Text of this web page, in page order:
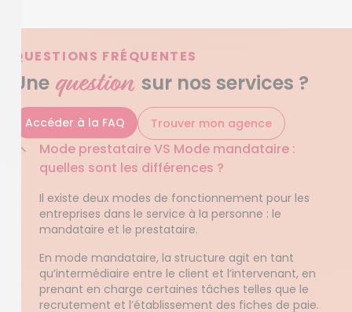
QUESTIONS FRÉQUENTES
Une question sur nos services ?
Accéder à la FAQ Trouver mon agence
Mode prestataire VS Mode mandataire :
quelles sont les différences ?
Il existe deux modes de fonctionnement pour les
entreprises dans le service à la personne : le
mandataire et le prestataire.
En mode mandataire, la structure agit en tant
qu’intermédiaire entre le client et l’intervenant, en
prenant en charge certaines tâches telles que le
recrutement et l’établissement des fiches de paie.